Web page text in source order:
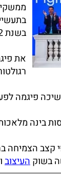
בשנת 2022 הודיעה חברת אדובי על כוונתה לרכוש
את
פיגמה
בינה
הצמיחה
בשוקהעיצוב